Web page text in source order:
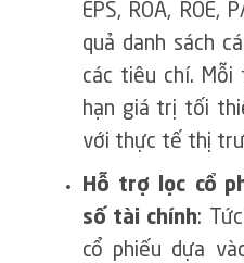
EPS, ROA,
quả danh sách
các tiêu chí. Mỗi
hạn giá trị tối
với thực tế thị
Hỗ trợ lọc cổ
số tài chính:
cổ phiếu dựa